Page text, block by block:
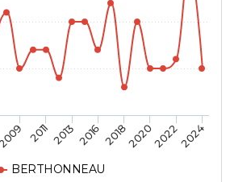
BERTHONNEAU
2011 2013 2016 2018202020222024